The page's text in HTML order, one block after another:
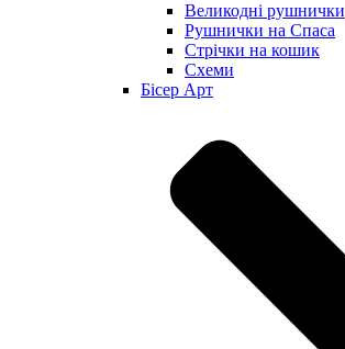
Великодні рушнички
Рушнички на Спаса
Стрічки на кошик
Схеми
Бісер Арт